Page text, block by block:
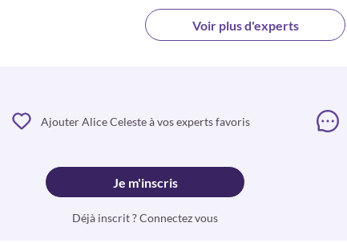
Voir plus d'experts
Ajouter Alice Celeste à vos experts favoris
Je m'inscris
Déjà inscrit ? Connectez vous